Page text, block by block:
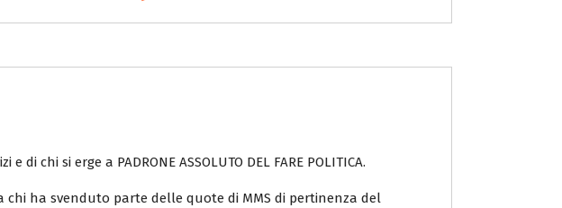
si erge a PADRONE ASSOLUTO DEL FARE POLITICA.
ha svenduto parte delle quote di MMS di pertinenza del